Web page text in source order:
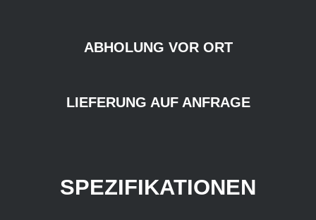
ABHOLUNG VOR ORT
LIEFERUNG AUF ANFRAGE
SPEZIFIKATIONEN